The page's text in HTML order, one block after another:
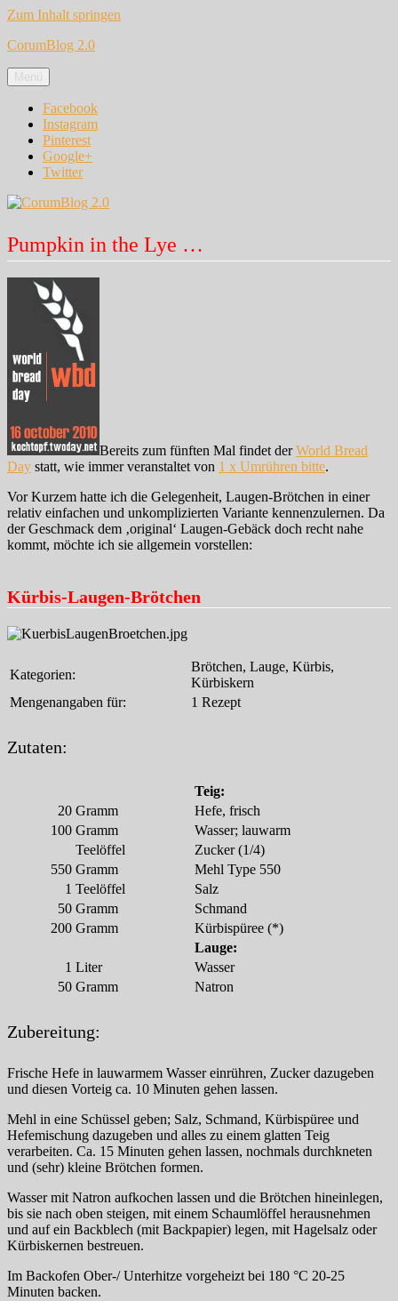
Zum Inhalt springen
CorumBlog 2.0
Menü
Facebook
Instagram
Pinterest
Google+
Twitter
Pumpkin in the Lye …
Bereits zum fünften Mal findet derWorld Bread
Day statt, wie immer veranstaltet von 1 x Umrühren bitte.
Vor Kurzem hatte ich die Gelegenheit, Laugen-Brötchen in einer
relativ einfachen und unkomplizierten Variante kennenzulernen. Da
der Geschmack dem ‚original‘ Laugen-Gebäck doch recht nahe
kommt, möchte ich sie allgemein vorstellen:
Kürbis-Laugen-Brötchen
Kategorien:
Brötchen, Lauge, Kürbis,
Kürbiskern
Mengenangaben für:
1 Rezept
Zutaten:
Teig:
20 Gramm
Hefe, frisch
100 Gramm
Wasser; lauwarm
Teelöffel
Zucker (1/4)
550 Gramm
Mehl Type 550
1 Teelöffel
Salz
50 Gramm
Schmand
200 Gramm
Kürbispüree (*)
Lauge:
1 Liter
Wasser
50 Gramm Natron
Zubereitung:
Frische Hefe in lauwarmem Wasser einrühren, Zucker dazugeben
und diesen Vorteig ca. 10 Minuten gehen lassen.
Mehl in eine Schüssel geben; Salz, Schmand, Kürbispüree und
Hefemischung dazugeben und alles zu einem glatten Teig
verarbeiten. Ca. 15 Minuten gehen lassen, nochmals durchkneten
und (sehr) kleine Brötchen formen.
Wasser mit Natron aufkochen lassen und die Brötchen hineinlegen,
bis sie nach oben steigen, mit einem Schaumlöffel herausnehmen
und auf ein Backblech (mit Backpapier) legen, mit Hagelsalz oder
Kürbiskernen bestreuen.
Im Backofen Ober-/ Unterhitze vorgeheizt bei 180 °C 20-25
Minuten backen.